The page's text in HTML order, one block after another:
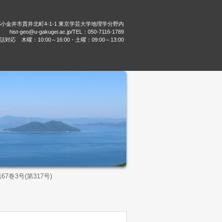
井市貫井北町4-1-1 東京学芸大学地理学分野内
hist-geo@u-gakugei.ac.jp/TEL：050-7116-1789
対応 木曜：10:00～16:00・土曜：09:00～13:00
67巻3号(第317号)